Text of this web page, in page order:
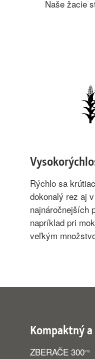
Naše žacie
Rýchlo sa
dokonalý rez aj
najnáročnejších
napríklad pri
veľkým
Kompaktný
ZBERAČE 300Pro